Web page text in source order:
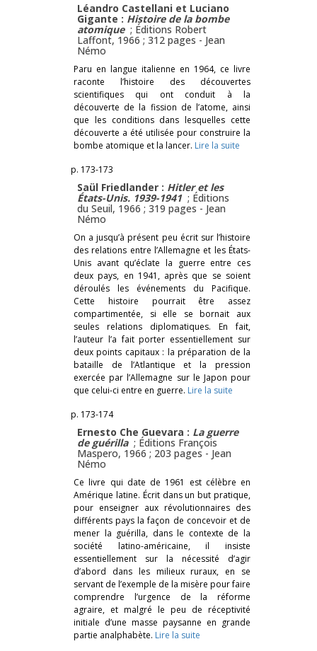
Léandro Castellani et Luciano
Gigante : Histoire de la bombe
atomique ; Éditions Robert
Laffont, 1966 ; 312 pages - Jean
Némo
Paru en langue italienne en 1964, ce livre
raconte l’histoire des découvertes
scientifiques qui ont conduit à la
découverte de la fission de l’atome, ainsi
que les conditions dans lesquelles cette
découverte a été utilisée pour construire la
bombe atomique et la lancer. Lire la suite
p. 173-173
Saül Friedlander : Hitler et les
États-Unis. 1939-1941 ; Éditions
du Seuil, 1966 ; 319 pages - Jean
Némo
On a jusqu’à présent peu écrit sur l’histoire
des relations entre l’Allemagne et les États-
Unis avant qu’éclate la guerre entre ces
deux pays, en 1941, après que se soient
déroulés les événements du Pacifique.
Cette histoire pourrait être assez
compartimentée, si elle se bornait aux
seules relations diplomatiques. En fait,
l’auteur l’a fait porter essentiellement sur
deux points capitaux : la préparation de la
bataille de l’Atlantique et la pression
exercée par l’Allemagne sur le Japon pour
que celui-ci entre en guerre. Lire la suite
p. 173-174
Ernesto Che Guevara : La guerre
de guérilla ; Éditions François
Maspero, 1966 ; 203 pages - Jean
Némo
Ce livre qui date de 1961 est célèbre en
Amérique latine. Écrit dans un but pratique,
pour enseigner aux révolutionnaires des
différents pays la façon de concevoir et de
mener la guérilla, dans le contexte de la
société latino-américaine, il insiste
essentiellement sur la nécessité d’agir
d’abord dans les milieux ruraux, en se
servant de l’exemple de la misère pour faire
comprendre l’urgence de la réforme
agraire, et malgré le peu de réceptivité
initiale d’une masse paysanne en grande
partie analphabète. Lire la suite